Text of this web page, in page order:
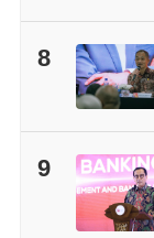
8
9